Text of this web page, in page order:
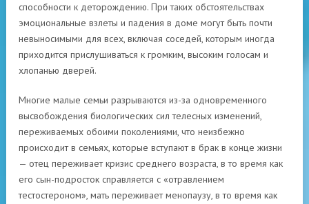
способности к деторождению. При таких обстоятельствах
эмоциональные взлеты и падения в доме могут быть почти
невыносимыми для всех, включая соседей, которым иногда
приходится прислушиваться к громким, высоким голосам и
хлопанью дверей.
Многие малые семьи разрываются из-за одновременного
высвобождения биологических сил телесных изменений,
переживаемых обоими поколениями, что неизбежно
происходит в семьях, которые вступают в брак в конце жизни
— отец переживает кризис среднего возраста, в то время как
его сын-подросток справляется с «отравлением
тестостероном», мать переживает менопаузу, в то время как